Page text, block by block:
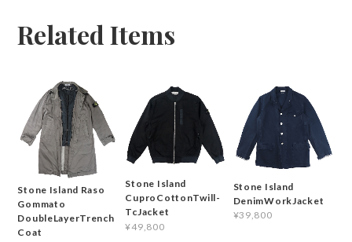
Related Items
Stone Island Raso
Gommato
DoubleLayerTrench
Coat
Stone Island
CuproCottonTwill-
TcJacket
¥49,800
Stone Island
DenimWorkJacket
¥39,800